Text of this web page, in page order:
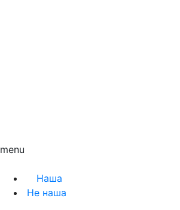
menu
Наша
Не наша